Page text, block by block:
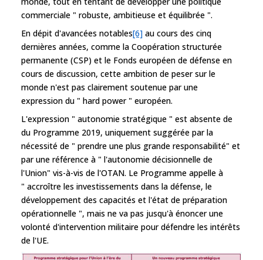
commerciale " robuste, ambitieuse et équilibrée ".
En dépit d'avancées notables[6] au cours des cinq
dernières années, comme la Coopération structurée
permanente (CSP) et le Fonds européen de défense en
cours de discussion, cette ambition de peser sur le
monde n'est pas clairement soutenue par une
expression du " hard power " européen.
L'expression " autonomie stratégique " est absente de
du Programme 2019, uniquement suggérée par la
nécessité de " prendre une plus grande responsabilité" et
par une référence à " l'autonomie décisionnelle de
l'Union" vis-à-vis de l'OTAN. Le Programme appelle à
" accroître les investissements dans la défense, le
développement des capacités et l'état de préparation
opérationnelle ", mais ne va pas jusqu'à énoncer une
volonté d'intervention militaire pour défendre les intérêts
de l'UE.